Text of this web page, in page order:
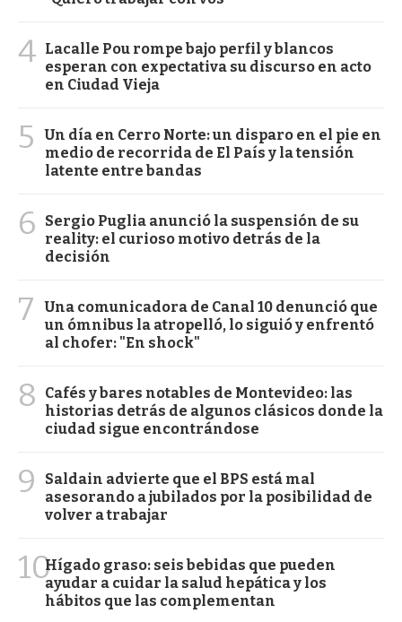
4 Lacalle Pou rompe bajo perfil y blancos
esperan con expectativa su discurso en acto
en Ciudad Vieja
5
Un día en Cerro Norte: un disparo en el pie en
medio de recorrida de El País y la tensión
latente entre bandas
6
Sergio Puglia anunció la suspensión de su
reality: el curioso motivo detrás de la
decisión
7
Una comunicadora de Canal 10 denunció que
un ómnibus la atropelló, lo siguió y enfrentó
al chofer: "En shock"
8
Cafés y bares notables de Montevideo: las
historias detrás de algunos clásicos donde la
ciudad sigue encontrándose
9
Saldain advierte que el BPS está mal
asesorando a jubilados por la posibilidad de
volver a trabajar
10Hígado graso: seis bebidas que pueden
ayudar a cuidar la salud hepática y los
hábitos que las complementan